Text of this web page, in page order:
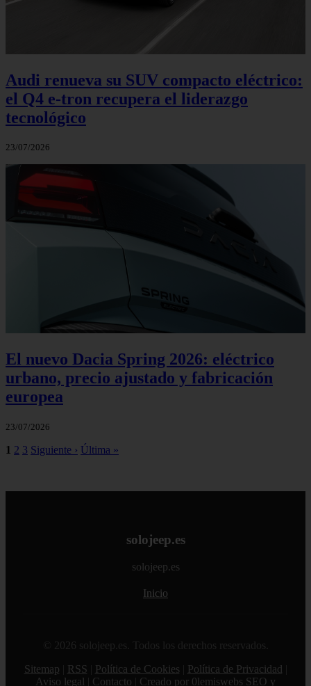
Audi renueva su SUV compacto eléctrico:
el Q4 e‑tron recupera el liderazgo
tecnológico
23/07/2026
El nuevo Dacia Spring 2026: eléctrico
urbano, precio ajustado y fabricación
europea
23/07/2026
1 2 3 Siguiente › Última »
solojeep.es
solojeep.es
Inicio
© 2026 solojeep.es. Todos los derechos reservados.
Sitemap
RSS Política de Cookies Política de Privacidad
Aviso legal
Contacto Creado por 0lemiswebs SEO y